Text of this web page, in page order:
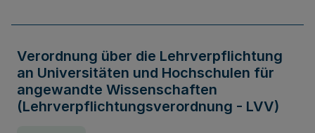
Verordnung über die Lehrverpflichtung
an Universitäten und Hochschulen für
angewandte Wissenschaften
(Lehrverpflichtungsverordnung - LVV)